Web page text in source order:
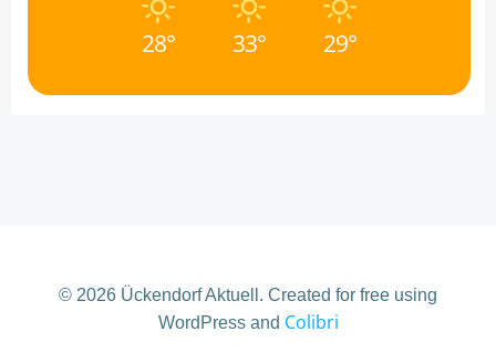
28° 33° 29°
© 2026 Ückendorf Aktuell. Created for free using
WordPress and Colibri